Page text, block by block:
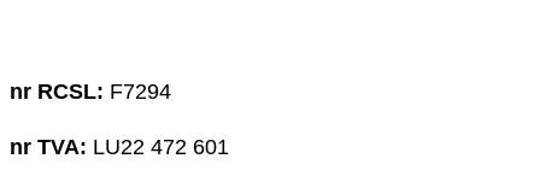
nr RCSL: F7294
nr TVA: LU22 472 601